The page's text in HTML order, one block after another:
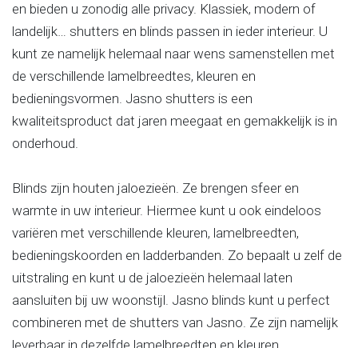
en bieden u zonodig alle privacy. Klassiek, modern of
landelijk… shutters en blinds passen in ieder interieur. U
kunt ze namelijk helemaal naar wens samenstellen met
de verschillende lamelbreedtes, kleuren en
bedieningsvormen. Jasno shutters is een
kwaliteitsproduct dat jaren meegaat en gemakkelijk is in
onderhoud.
Blinds zijn houten jaloezieën. Ze brengen sfeer en
warmte in uw interieur. Hiermee kunt u ook eindeloos
variëren met verschillende kleuren, lamelbreedten,
bedieningskoorden en ladderbanden. Zo bepaalt u zelf de
uitstraling en kunt u de jaloezieën helemaal laten
aansluiten bij uw woonstijl. Jasno blinds kunt u perfect
combineren met de shutters van Jasno. Ze zijn namelijk
leverbaar in dezelfde lamelbreedten en kleuren.